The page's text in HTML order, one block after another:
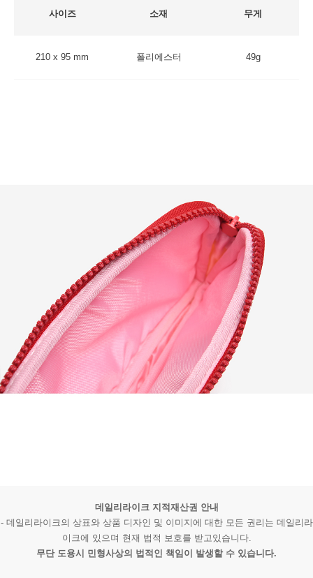
사이즈 소재 무게
210 x 95 mm 폴리에스터 49g
데일리라이크 지적재산권 안내
- 데일리라이크의 상표와 상품 디자인 및 이미지에 대한 모든 권리는 데일리라
이크에 있으며 현재 법적 보호를 받고있습니다.
무단 도용시 민형사상의 법적인 책임이 발생할 수 있습니다.